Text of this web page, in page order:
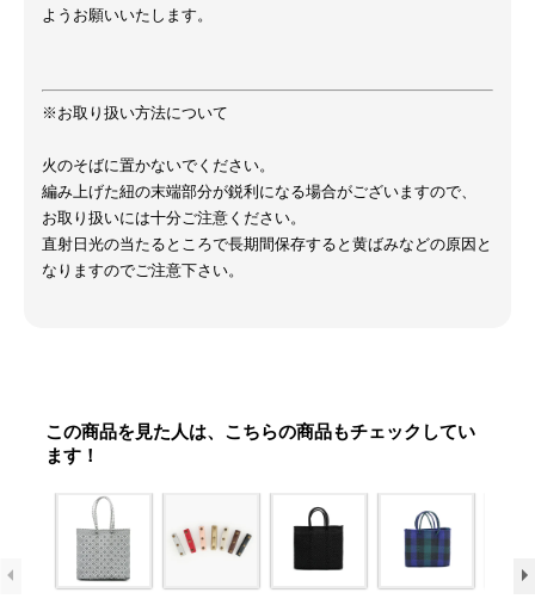
ようお願いいたします。
※お取り扱い方法について
火のそばに置かないでください。
編み上げた紐の末端部分が鋭利になる場合がございますので、
お取り扱いには十分ご注意ください。
直射日光の当たるところで長期間保存すると黄ばみなどの原因と
なりますのでご注意下さい。
この商品を見た人は、こちらの商品もチェックしてい
ます！